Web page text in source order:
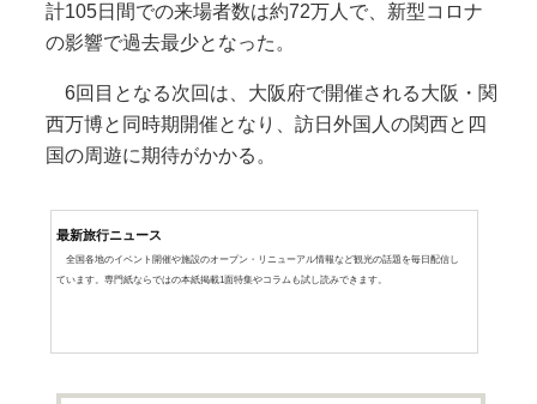
計105日間での来場者数は約72万人で、新型コロナ
の影響で過去最少となった。
6回目となる次回は、大阪府で開催される大阪・関
西万博と同時期開催となり、訪日外国人の関西と四
国の周遊に期待がかかる。
最新旅行ニュース
全国各地のイベント開催や施設のオープン・リニューアル情報など観光の話題を毎日配信し
ています。専門紙ならではの本紙掲載1面特集やコラムも試し読みできます。